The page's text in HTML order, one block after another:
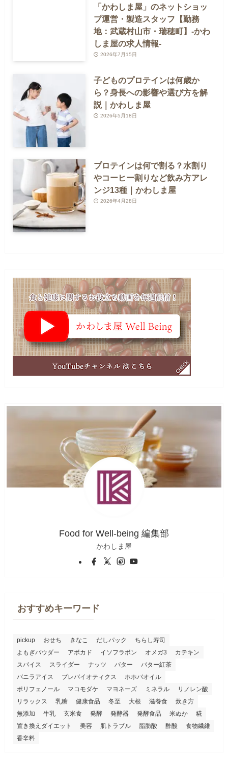
「かわしま屋」のネットショッ
プ運営・製造スタッフ【勤務
地：武蔵村山市・瑞穂町】-かわ
しま屋の求人情報-
2026年7月15日
子どものプロテインは何歳か
ら？身長への影響や選び方を解
説｜かわしま屋
2026年5月18日
プロテインは何で割る？水割り
やコーヒー割りなど飲み方アレ
ンジ13種｜かわしま屋
2026年4月28日
Food for Well-being 編集部
かわしま屋
おすすめキーワード
pickup おせち きなこ だしパック
ちらし寿司
よもぎパウダー
アボカド イソフラボン オメガ3
カテキン
スパイス
スライダー ナッツ バター
バター紅茶
バニラアイス
プレバイオティクス
ホホバオイル
ポリフェノール
マコモダケ マヨネーズ ミネラル
リノレン酸
リラックス
乳糖 健康食品 冬至 大根 滋養食
炊き方
無添加
牛乳 玄米食 発酵 発酵器 発酵食品 米ぬか
糀
置き換えダイエット
美容 肌トラブル 脂肪酸 酢酸
食物繊維
香辛料